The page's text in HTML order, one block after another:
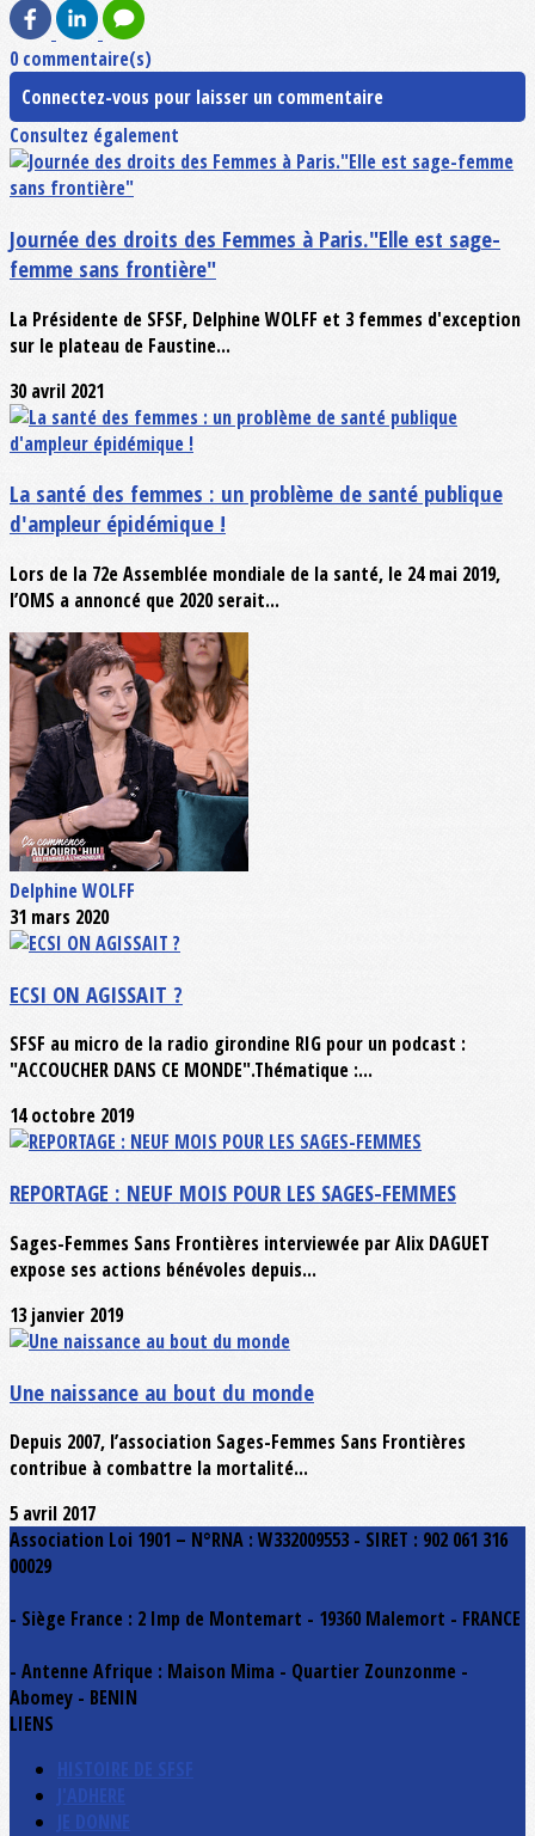
0 commentaire(s)
Connectez-vous pour laisser un commentaire
Consultez également
Journée des droits des Femmes à Paris."Elle est sage-
femme sans frontière"
La Présidente de SFSF, Delphine WOLFF et 3 femmes d'exception
sur le plateau de Faustine...
30 avril 2021
La santé des femmes : un problème de santé publique
d'ampleur épidémique !
Lors de la 72e Assemblée mondiale de la santé, le 24 mai 2019,
l’OMS a annoncé que 2020 serait...
Delphine WOLFF
31 mars 2020
ECSI ON AGISSAIT ?
SFSF au micro de la radio girondine RIG pour un podcast :
"ACCOUCHER DANS CE MONDE".Thématique :...
14 octobre 2019
REPORTAGE : NEUF MOIS POUR LES SAGES-FEMMES
Sages-Femmes Sans Frontières interviewée par Alix DAGUET
expose ses actions bénévoles depuis...
13 janvier 2019
Une naissance au bout du monde
Depuis 2007, l’association Sages-Femmes Sans Frontières
contribue à combattre la mortalité...
5 avril 2017
Association Loi 1901 – N°RNA : W332009553 - SIRET : 902 061 316
00029
- Siège France : 2 Imp de Montemart - 19360 Malemort - FRANCE
- Antenne Afrique : Maison Mima - Quartier Zounzonme -
Abomey - BENIN
LIENS
HISTOIRE DE SFSF
J'ADHERE
JE DONNE